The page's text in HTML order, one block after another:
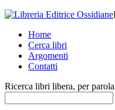
Home
Cerca libri
Argomenti
Contatti
Ricerca libri libera, per